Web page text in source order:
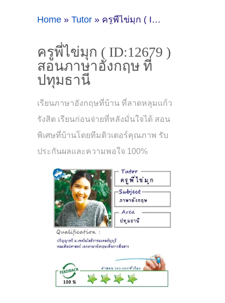
Home » Tutor » ครูพี่ไข่มุก ( ID:12679 ) สอนภาษาอังกฤษ ที่ปทุมธานี
ครูพี่ไข่มุก ( ID:12679 )
สอนภาษาอังกฤษ ที่
ปทุมธานี
เรียนภาษาอังกฤษที่บ้าน ที่ลาดหลุมแก้ว
รังสิต เรียนก่อนจ่ายที่หลังมั่นใจได้ สอน
พิเศษที่บ้านโดยทีมติวเตอร์คุณภาพ รับ
ประกันผลและความพอใจ 100%